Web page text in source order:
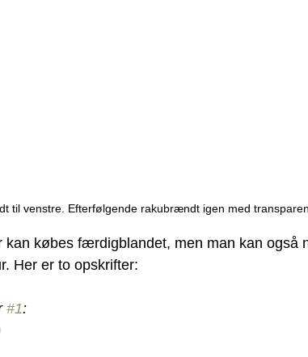
til venstre. Efterfølgende rakubrændt igen med
kan købes færdigblandet, men man kan også
Her er to opskrifter:
#1: